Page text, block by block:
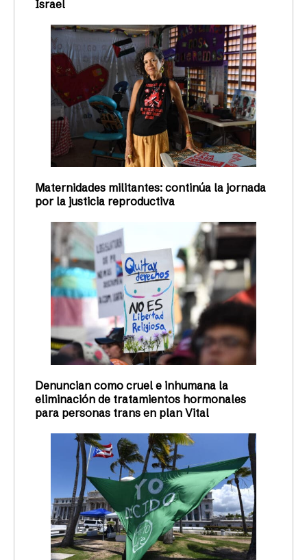
Israel
Maternidades militantes: continúa la jornada
por la justicia reproductiva
Denuncian como cruel e inhumana la
eliminación de tratamientos hormonales
para personas trans en plan Vital